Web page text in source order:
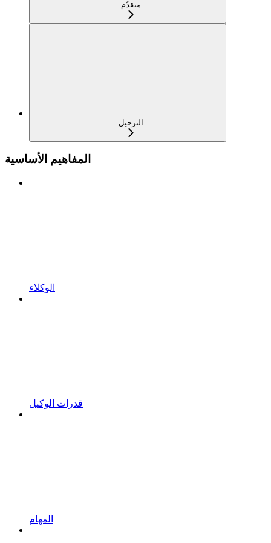
متقدّم
الترحيل
المفاهيم الأساسية
الوكلاء
قدرات الوكيل
المهام